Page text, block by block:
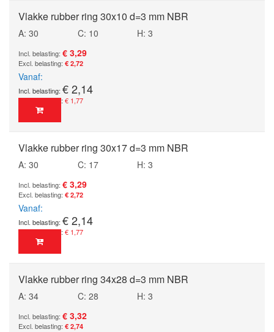
Vlakke rubber ring 30x10 d=3 mm NBR
A: 30 C: 10
H: 3
€ 3,29
€ 2,72
Vanaf
€ 2,14
€ 1,77
Vlakke rubber ring 30x17 d=3 mm NBR
A: 30 C: 17
H: 3
€ 3,29
€ 2,72
Vanaf
€ 2,14
€ 1,77
Vlakke rubber ring 34x28 d=3 mm NBR
A: 34 C: 28
H: 3
€ 3,32
€ 2,74